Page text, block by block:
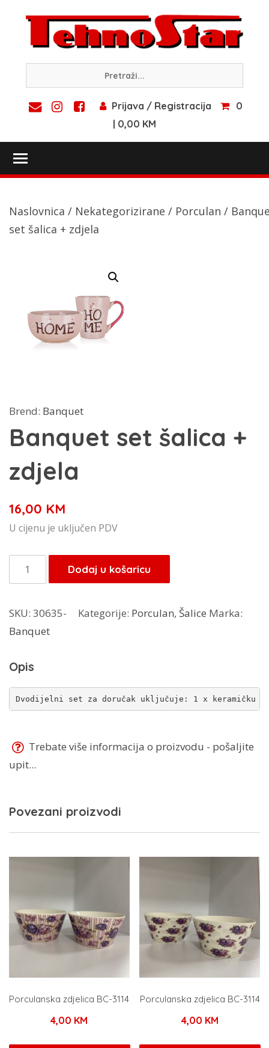
content
Prijava / Registracija
0
| 0,00 KM
Naslovnica / Nekategorizirane / Porculan /
set šalica + zdjela
Brend: Banquet
Banquet set šalica +
zdjela
16,00 KM
U cijenu je uključen PDV
Banquet
set
+
zdjela
Dodaj u košaricu
SKU: 30635- Kategorije: Porculan, Šalice Marka:
Banquet
Opis
Dvodijelni set za doručak uključuje: 1 x keramičku
Trebate više informacija o proizvodu - pošaljite
upit...
Povezani proizvodi
Porculanska zdjelica BC-3114
4,00 KM
Porculanska zdjelica BC-3114
4,00 KM